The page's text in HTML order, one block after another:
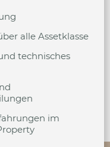
alle Assetklasse
technisches
im